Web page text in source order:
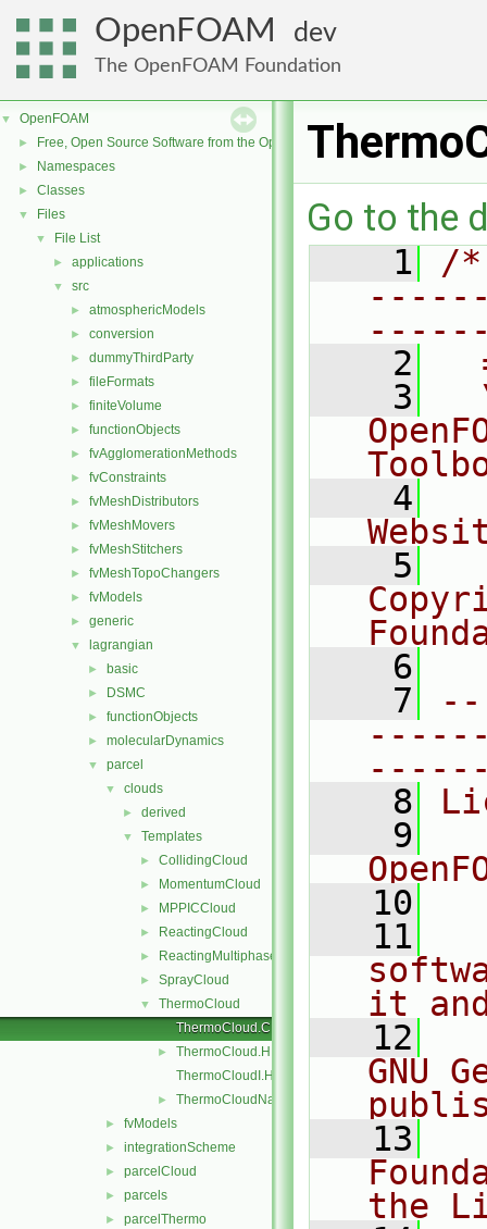
OpenFOAM dev
The OpenFOAM Foundation
▼ OpenFOAM
► Free, Open Source Software from the OpenFOAM Foundation
► Namespaces
► Classes
▼ Files
▼ File List
► applications
▼ src
► atmosphericModels
► conversion
► dummyThirdParty
► fileFormats
► finiteVolume
► functionObjects
► fvAgglomerationMethods
► fvConstraints
► fvMeshDistributors
► fvMeshMovers
► fvMeshStitchers
► fvMeshTopoChangers
► fvModels
► generic
▼ lagrangian
► basic
► DSMC
► functionObjects
► molecularDynamics
▼ parcel
▼ clouds
► derived
▼ Templates
► CollidingCloud
► MomentumCloud
► MPPICCloud
► ReactingCloud
► ReactingMultiphaseCloud
► SprayCloud
▼
ThermoCloud
ThermoCloud.C
►
ThermoCloud.H
ThermoCloudI.H
► ThermoCloudName.C
► fvModels
► integrationScheme
► parcelCloud
► parcels
► parcelThermo
Go to the
    1
/
    2
    3
    4
    5
    6
    7
    8
    9
   10
   11
it
   12
GNU
   13
the